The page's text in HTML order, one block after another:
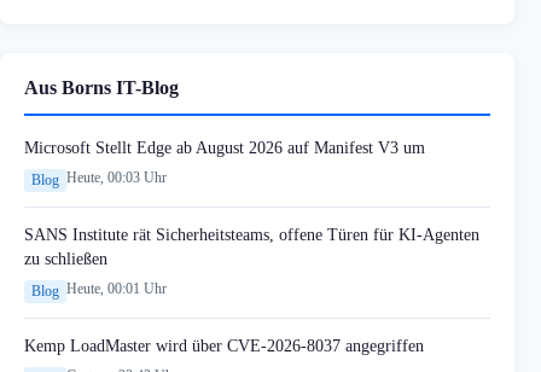
Aus Borns IT-Blog
Microsoft Stellt Edge ab August 2026 auf Manifest V3 um
Blog Heute, 00:03 Uhr
SANS Institute rät Sicherheitsteams, offene Türen für KI-Agenten
zu schließen
Blog Heute, 00:01 Uhr
Kemp LoadMaster wird über CVE-2026-8037 angegriffen